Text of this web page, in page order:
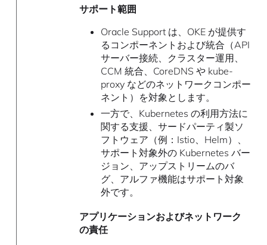
サポート範囲
Oracle Support は、OKE が提供す
るコンポーネントおよび統合（API
サーバー接続、クラスター運用、
CCM 統合、CoreDNS や kube-
proxy などのネットワークコンポー
ネント）を対象とします。
一方で、Kubernetes の利用方法に
関する支援、サードパーティ製ソ
フトウェア（例：Istio、Helm）、
サポート対象外の Kubernetes バー
ジョン、アップストリームのバ
グ、アルファ機能はサポート対象
外です。
アプリケーションおよびネットワーク
の責任